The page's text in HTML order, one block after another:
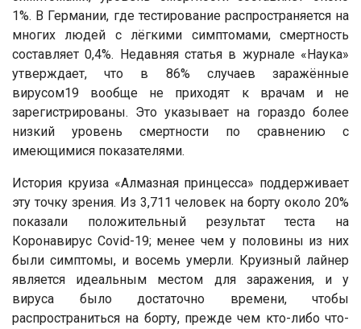
1%. В Германии, где тестирование распространяется на
многих людей с лёгкими симптомами, смертность
составляет 0,4%. Недавняя статья в журнале «Наука»
утверждает, что в 86% случаев заражённые
вирусом19 вообще не приходят к врачам и не
зарегистрированы. Это указывает на гораздо более
низкий уровень смертности по сравнению с
имеющимися показателями.
История круиза «Алмазная принцесса» поддерживает
эту точку зрения. Из 3,711 человек на борту около 20%
показали положительный результат теста на
Коронавирус Covid-19; менее чем у половины из них
были симптомы, и восемь умерли. Круизный лайнер
является идеальным местом для заражения, и у
вируса было достаточно времени, чтобы
распространиться на борту, прежде чем кто-либо что-